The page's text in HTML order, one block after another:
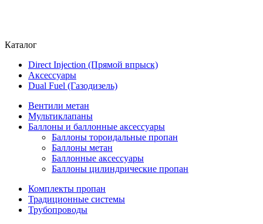
Каталог
Direct Injection (Прямой впрыск)
Аксессуары
Dual Fuel (Газодизель)
Вентили метан
Мультиклапаны
Баллоны и баллонные аксессуары
Баллоны тороидальные пропан
Баллоны метан
Баллонные аксессуары
Баллоны цилиндрические пропан
Комплекты пропан
Традиционные системы
Трубопроводы